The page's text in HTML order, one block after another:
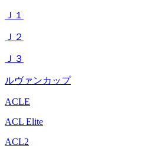
Ｊ１
Ｊ２
Ｊ３
ルヴァンカップ
ACLE
ACL Elite
ACL2